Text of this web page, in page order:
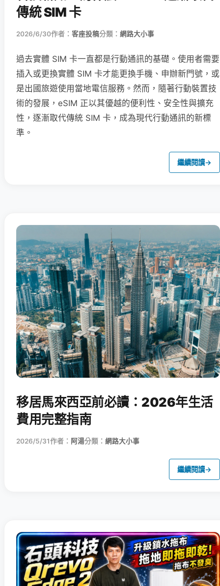
傳統 SIM 卡
2026/6/30作者： 客座投稿分類： 網路大小事
過去實體 SIM 卡一直都是行動通訊的基礎。使用者需要
插入或更換實體 SIM 卡才能更換手機、申辦新門號，或
是出國旅遊使用當地電信服務。然而，隨著行動裝置技
術的發展，eSIM 正以其優越的便利性、安全性與擴充
性，逐漸取代傳統 SIM 卡，成為現代行動通訊的新標
準。
繼續閱讀→
移居馬來西亞前必讀：2026年生活
費用完整指南
2026/5/31作者： 阿湯分類： 網路大小事
繼續閱讀→